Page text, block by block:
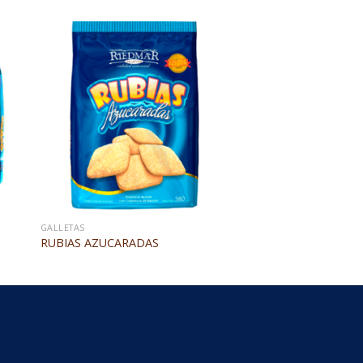
GALLETAS
RUBIAS AZUCARADAS